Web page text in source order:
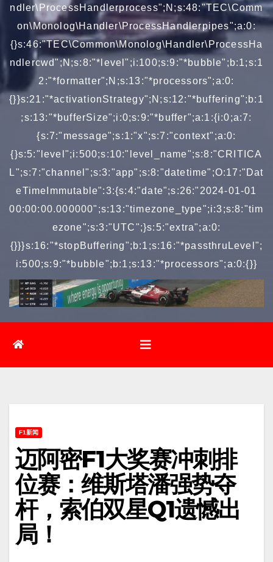
ndler\ProcessHandlerprocess";N;s:48:"TEC\Comm
on\Monolog\Handler\ProcessHandlerpipes";a:0:
{}s:46:"TEC\Common\Monolog\Handler\ProcessHa
ndlercwd";N;s:8:"*level";i:100;s:9:"*bubble";b:1;s:1
2:"*formatter";N;s:13:"*processors";a:0:
{}}s:21:"*activationStrategy";N;s:12:"*buffering";b:1
;s:13:"*bufferSize";i:0;s:9:"*buffer";a:1:{i:0;a:7:
{s:7:"message";s:1:"x";s:7:"context";a:0:
{}s:5:"level";i:500;s:10:"level_name";s:8:"CRITICA
L";s:7:"channel";s:3:"app";s:8:"datetime";O:17:"Dat
eTimeImmutable":3:{s:4:"date";s:26:"2024-01-01
00:00:00.000000";s:13:"timezone_type";i:3;s:8:"tim
ezone";s:3:"UTC";}s:5:"extra";a:0:
{}}}s:16:"*stopBuffering";b:1;s:16:"*passthruLevel";
i:500;s:9:"*bubble";b:1;s:13:"*processors";a:0:{}}
F1新闻
迈阿密F1大奖赛冲刺排
位赛：维斯塔潘强势夺
杆，索伯双星Q1遗憾出
局！